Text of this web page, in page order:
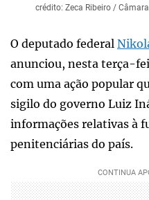
crédito: Zeca Ribeiro /
O deputado federal
anunciou, nesta terça-
com uma ação popular
sigilo do governo Luiz
informações relativas à
penitenciárias do país.